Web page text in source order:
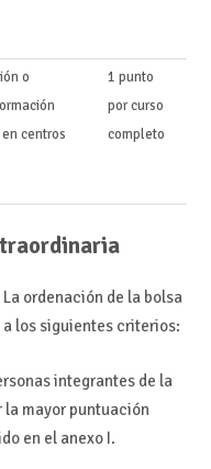
o
centros
1 punto
por curso
completo
ordenación de la bolsa
los siguientes criterios:
integrantes de la
la mayor puntuación
en el anexo I.